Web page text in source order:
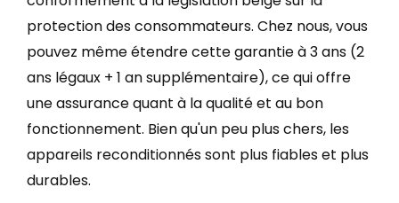
protection des consommateurs. Chez nous, vous
pouvez même étendre cette garantie à 3 ans (2
ans légaux + 1 an supplémentaire), ce qui offre
une assurance quant à la qualité et au bon
fonctionnement. Bien qu'un peu plus chers, les
appareils reconditionnés sont plus fiables et plus
durables.